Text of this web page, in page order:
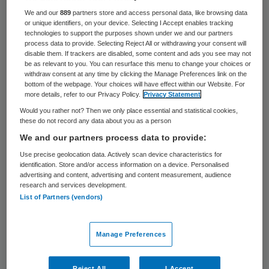
Sandra Beuving treedt per 1 maart 2020
toe tot de raad van bestuur van Kentalis.
Samen met voorzitter Oscar Dekker vormt
zij dan de raad van bestuur.
Beuving (44) heeft na haar opleiding tot
psycholoog in haar loopbaan ruime ervaring
opgedaan in de publieke sector. Ze werkte
als organisatieadviseur en leidinggevende
bij onder andere de politie en het
zij bestuurder in het primair onderwijs. In
deze jaren heeft zij leidinggegeven aan de
We and our889 partners store and access personal data, like browsing data
or unique identifiers, on your device. Selecting I Accept enables tracking
technologies to support the purposes shown under we and our partners
process data to provide. Selecting Reject All or withdrawing your consent will
disable them. If trackers are disabled, some content and ads you see may not
be as relevant to you. You can resurface this menu to change your choices or
withdraw consent at any time by clicking the Manage Preferences link on the
bottom of the webpage. Your choices will have effect within our Website. For
more details, refer to our Privacy Policy.
Privacy Statement
Would you rather not? Then we only place essential and statistical cookies,
these do not record any data about you as a person
We and our partners process data to provide:
Use precise geolocation data. Actively scan device characteristics for
identification. Store and/or access information on a device. Personalised
advertising and content, advertising and content measurement, audience
research and services development.
List of Partners (vendors)
Manage Preferences